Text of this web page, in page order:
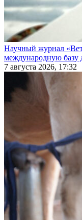
Научный журнал
международную базу
7 августа 2026, 17:32